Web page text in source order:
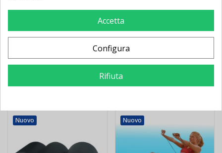
7 Altri Prodotti Della Stessa
Categoria:
Nuovo Nuovo
Accetta
Configura
Rifiuta